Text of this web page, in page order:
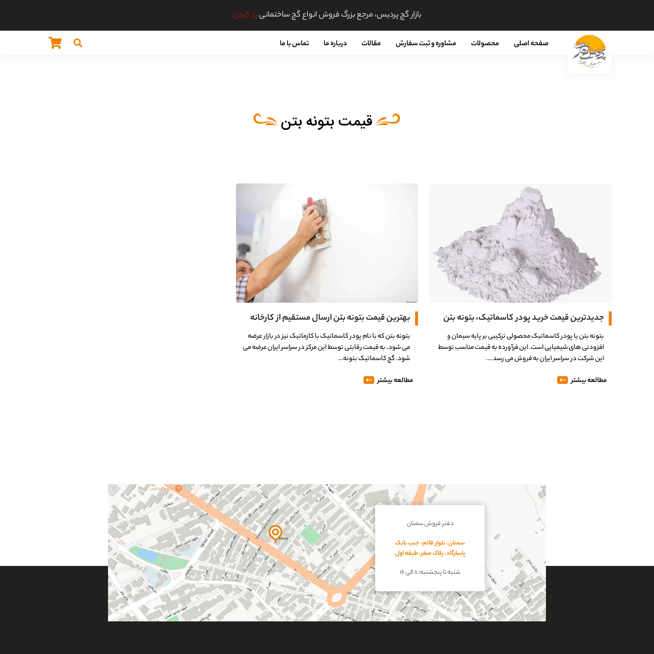
بازار گچ پردیس، مرجع بزرگ فروش انواع گچ ساختمانیرد کردن
صفحه اصلی محصولات مشاوره و ثبت سفارش مقالات درباره ما تماس با ما
قیمت بتونه بتن
جدیدترین قیمت خرید پودر کاسماتیک، بتونه بتن
بتونه بتن یا پودر کاسماتیک محصولی ترکیبی بر پایه سیمان و
افزودنی های شیمیایی است. این فرآورده به قیمت مناسب توسط
این شرکت در سراسر ایران به فروش می رسد.…
مطالعه بیشتر
بهترین قیمت بتونه بتن ارسال مستقیم از کارخانه
بتونه بتن که با نام پودر کاسماتیک با کازماتیک نیز در بازار عرضه
می شود، به قیمت رقابتی توسط این مرکز در سراسر ایران عرضه می
شود. گچ کاسماتیک بتونه…
مطالعه بیشتر
دفتر فروش سمنان
سمنان، بلوار قائم، جنب بانک
پاسارگاد، پلاک صفر، طبقه اول
شنبه تا پنجشنبه؛ ۸ الی ۱۶